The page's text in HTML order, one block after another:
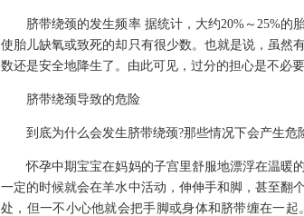
脐带绕颈的发生频率 据统计，大约20%～25%的
使胎儿缺氧或致死的却只有很少数。也就是说，虽然
数还是安全地降生了。由此可见，过分的担心是不必要
脐带绕颈导致的危险
到底为什么会发生脐带绕颈?那些情况下会产生危
怀孕中期宝宝在妈妈的子宫里舒服地漂浮在温暖的
一定的时候就会在羊水中活动，伸伸手和脚，甚至翻
处，但一不小心他就会把手脚或身体和脐带缠在一